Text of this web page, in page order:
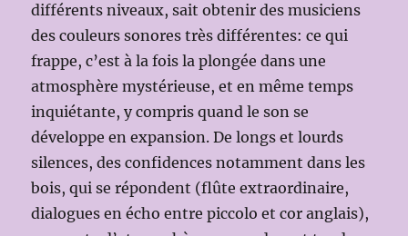
différents niveaux, sait obtenir des musiciens
des couleurs sonores très différentes: ce qui
frappe, c’est à la fois la plongée dans une
atmosphère mystérieuse, et en même temps
inquiétante, y compris quand le son se
développe en expansion. De longs et lourds
silences, des confidences notamment dans les
bois, qui se répondent (flûte extraordinaire,
dialogues en écho entre piccolo et cor anglais),